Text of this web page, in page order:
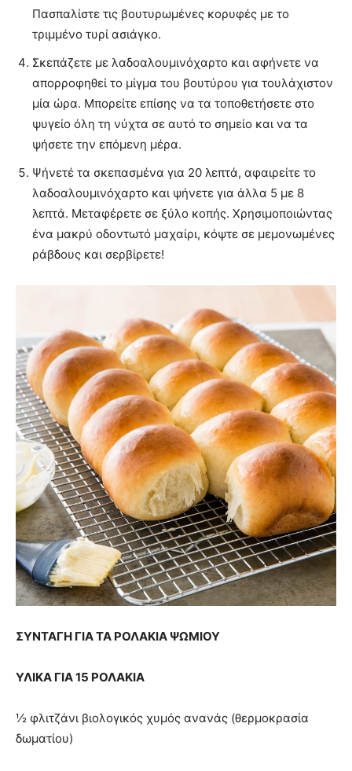
Πασπαλίστε τις βουτυρωμένες κορυφές με το
τριμμένο τυρί ασιάγκο.
Σκεπάζετε με λαδοαλουμινόχαρτο και αφήνετε να
απορροφηθεί το μίγμα του βουτύρου για τουλάχιστον
μία ώρα. Μπορείτε επίσης να τα τοποθετήσετε στο
ψυγείο όλη τη νύχτα σε αυτό το σημείο και να τα
ψήσετε την επόμενη μέρα.
Ψήνετέ τα σκεπασμένα για 20 λεπτά, αφαιρείτε το
λαδοαλουμινόχαρτο και ψήνετε για άλλα 5 με 8
λεπτά. Μεταφέρετε σε ξύλο κοπής. Χρησιμοποιώντας
ένα μακρύ οδοντωτό μαχαίρι, κόψτε σε μεμονωμένες
ράβδους και σερβίρετε!
ΣΥΝΤΑΓΗ ΓΙΑ ΤΑ ΡΟΛΑΚΙΑ ΨΩΜΙΟΥ
ΥΛΙΚΑ ΓΙΑ 15 ΡΟΛΑΚΙΑ
½ φλιτζάνι βιολογικός χυμός ανανάς (θερμοκρασία
δωματίου)